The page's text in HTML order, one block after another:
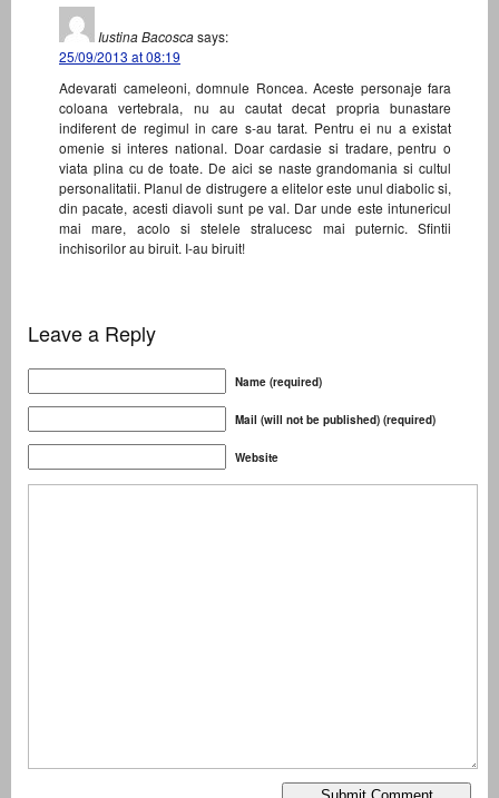
Iustina Bacoscasays:
25/09/2013 at 08:19
Adevarati cameleoni, domnule Roncea. Aceste personaje fara
coloana vertebrala, nu au cautat decat propria bunastare
indiferent de regimul in care s-au tarat. Pentru ei nu a existat
omenie si interes national. Doar cardasie si tradare, pentru o
viata plina cu de toate. De aici se naste grandomania si cultul
personalitatii. Planul de distrugere a elitelor este unul diabolic si,
din pacate, acesti diavoli sunt pe val. Dar unde este intunericul
mai mare, acolo si stelele stralucesc mai puternic. Sfintii
inchisorilor au biruit. I-au biruit!
Leave a Reply
Name (required)
Mail (will not be published) (required)
Website